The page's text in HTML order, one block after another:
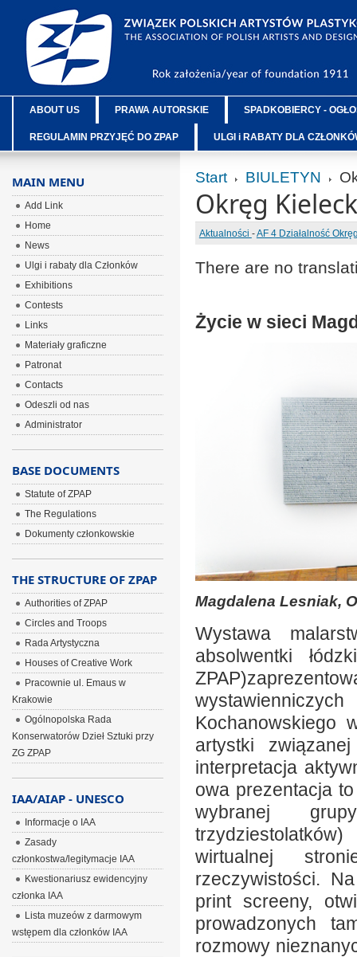
ABOUT US PRAWA AUTORSKIE SPADKOBIERCY -
REGULAMIN PRZYJĘĆ DO ZPAP ULGI i RABATY DLA
Start BIULETYN
Okręg
Aktualności -AF 4 Działalność
There are no
Życie w sieci
Magdalena Lesniak,
Wystawa
absolwentki
Kochanowskiego
artystki
interpretacja
owa prezentacja
wybranej
wirtualnej
rzeczywistości.
print screeny,
prowadzonych
rozmowy
MAIN MENU
Add Link
Home
News
Ulgi i rabaty dla Członków
Exhibitions
Contests
Links
Materiały graficzne
Patronat
Contacts
Odeszli od nas
Administrator
BASE DOCUMENTS
Statute of ZPAP
The Regulations
Dokumenty członkowskie
THE STRUCTURE OF ZPAP
Authorities of ZPAP
Circles and Troops
Rada Artystyczna
Houses of Creative Work
Pracownie ul. Emaus w
Krakowie
Ogólnopolska Rada
Konserwatorów Dzieł Sztuki przy
ZG ZPAP
IAA/AIAP - UNESCO
Informacje o IAA
Zasady
członkostwa/legitymacje IAA
Kwestionariusz ewidencyjny
członka IAA
Lista muzeów z darmowym
wstępem dla członków IAA